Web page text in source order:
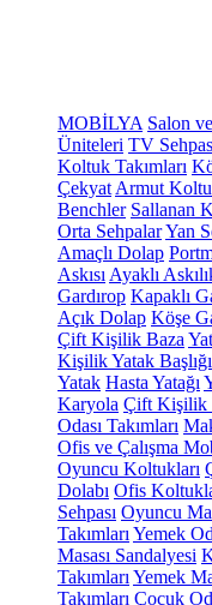
MOBİLYA Salon
Üniteleri TV
Koltuk Takımları
Çekyat Armut
Benchler Sallanan
Orta SehpalarYan
Amaçlı Dolap
Askısı Ayaklı
Gardırop Kapaklı
Açık Dolap Köşe
Çift Kişilik Baza
Kişilik Yatak Başlığı
Yatak Hasta Yatağı
Karyola Çift Kişilik
Odası Takımları
Ofis ve Çalışma
Oyuncu Koltukları
Dolabı Ofis
Sehpası Oyuncu
Takımları Yemek
Masası Sandalyesi
Takımları Yemek
Takımları Çocuk